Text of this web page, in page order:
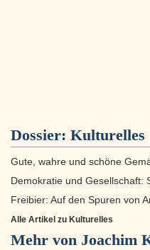
Dossier: Kulturelles
Gute, wahre und schöne
Demokratie und Gesellschaft:
Freibier: Auf den Spuren von
Alle Artikel zu Kulturelles
Mehr von Joachim